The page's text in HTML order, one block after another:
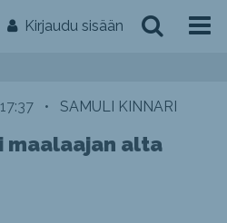
Kirjaudu sisään
• SAMULI KINNARI
alta